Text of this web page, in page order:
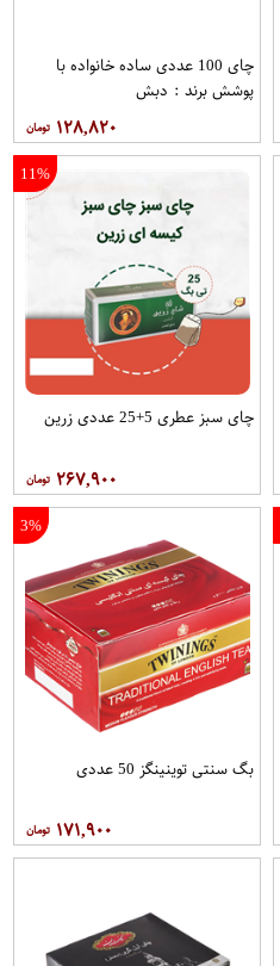
چای 100 عددی ساده خانواده با
پوشش برند : دبش
۱۲۸,۸۲۰
11%
چای سبز عطری 5+25 عددی زرین
۲۶۷,۹۰۰
3%
بگ سنتی توینینگز 50 عددی
۱۷۱,۹۰۰